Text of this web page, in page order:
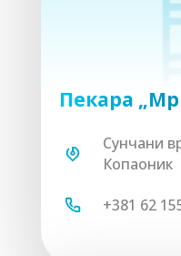
Пекара
Сунчани
Копаоник
+381 62